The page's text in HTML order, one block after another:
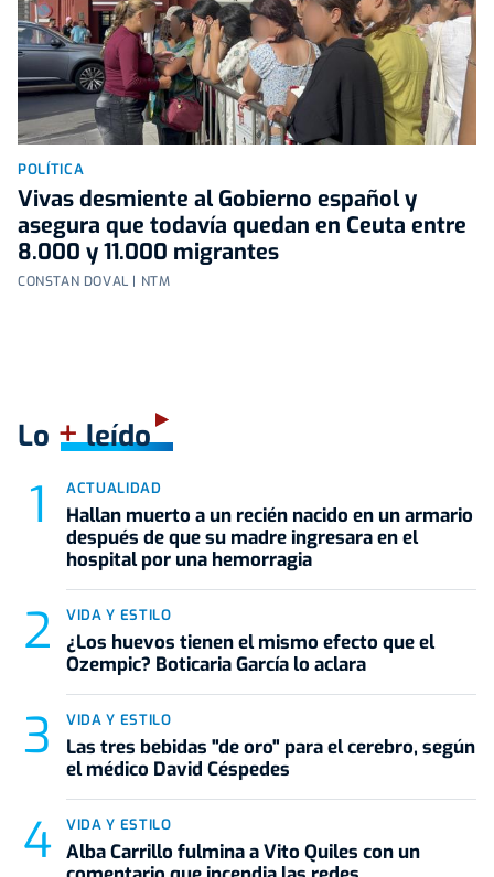
POLÍTICA
Vivas desmiente al Gobierno español y
asegura que todavía quedan en Ceuta entre
8.000 y 11.000 migrantes
CONSTAN DOVAL | NTM
Lo +leído
ACTUALIDAD
Hallan muerto a un recién nacido en un armario
después de que su madre ingresara en el
hospital por una hemorragia
VIDA Y ESTILO
¿Los huevos tienen el mismo efecto que el
Ozempic? Boticaria García lo aclara
VIDA Y ESTILO
Las tres bebidas "de oro" para el cerebro, según
el médico David Céspedes
VIDA Y ESTILO
Alba Carrillo fulmina a Vito Quiles con un